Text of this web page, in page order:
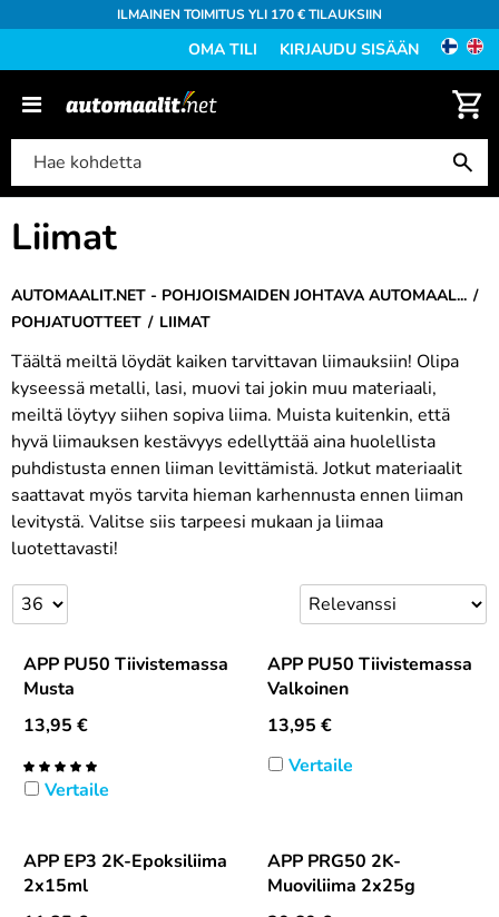
ILMAINEN TOIMITUS YLI 170 € TILAUKSIIN
OMA TILI KIRJAUDU SISÄÄN
AUTOMAALIT.NET - POHJOISMAIDEN JOHTAVA AUTOMAAL...
POHJATUOTTEET
LIIMAT
Liimat
Täältä meiltä löydät kaiken tarvittavan liimauksiin! Olipa
kyseessä metalli, lasi, muovi tai jokin muu materiaali,
meiltä löytyy siihen sopiva liima. Muista kuitenkin, että
hyvä liimauksen kestävyys edellyttää aina huolellista
puhdistusta ennen liiman levittämistä. Jotkut materiaalit
saattavat myös tarvita hieman karhennusta ennen liiman
levitystä. Valitse siis tarpeesi mukaan ja liimaa
luotettavasti!
APP PU50 Tiivistemassa
Musta
13,95 €
Vertaile
APP PU50 Tiivistemassa
Valkoinen
13,95 €
Vertaile
APP EP3 2K-Epoksiliima
2x15ml
APP PRG50 2K-
Muoviliima 2x25g